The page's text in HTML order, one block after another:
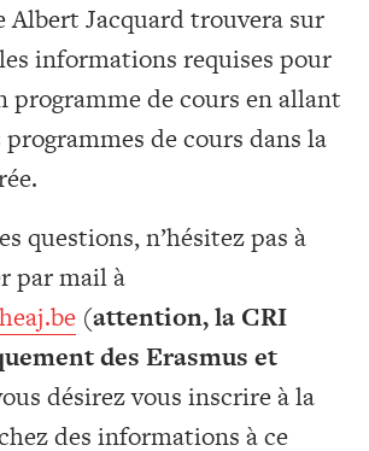
Albert Jacquard trouvera sur
informations requises pour
programme de cours en allant
de cours dans la
questions, n’hésitez pas à
par mail à
(attention, la CRI
des Erasmus et
désirez vous inscrire à la
des informations à ce